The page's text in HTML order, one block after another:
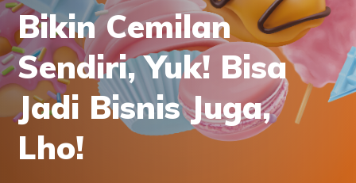
Bikin Cemilan
Sendiri, Yuk! Bisa
Jadi Bisnis Juga,
Lho!